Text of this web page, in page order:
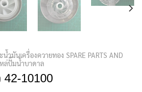
ำมันเครื่องควายทอง SPARE PARTS AND
ล่ปั๊มน้ำบาดาล
10100